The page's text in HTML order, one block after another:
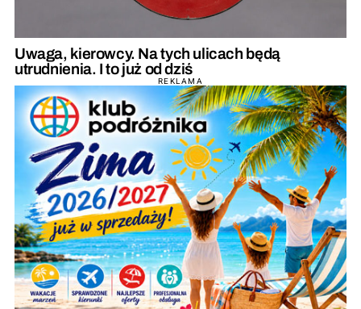
Uwaga, kierowcy. Na tych ulicach będą
utrudnienia. I to już od dziś
REKLAMA